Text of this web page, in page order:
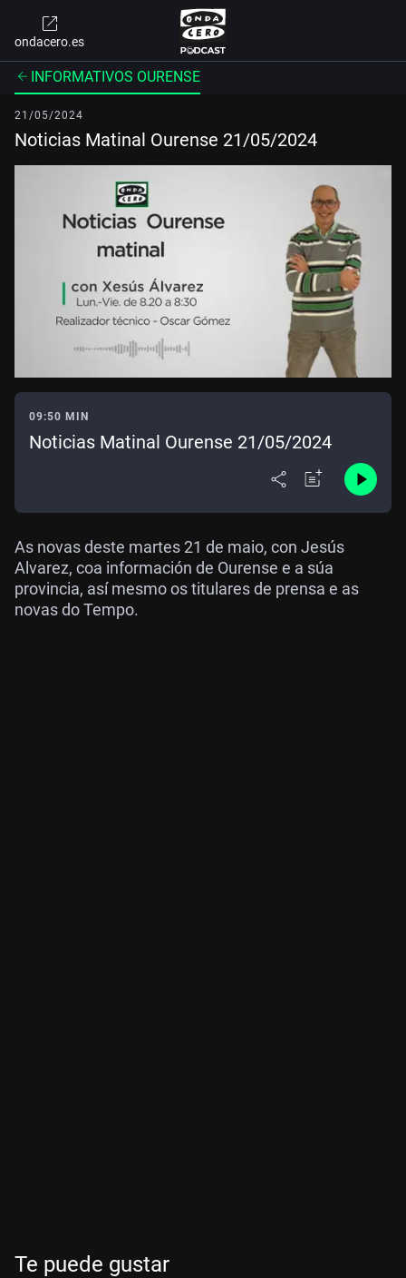
ondacero.es
INFORMATIVOS OURENSE
21/05/2024
Noticias Matinal Ourense 21/05/2024
09:50 MIN
Noticias Matinal Ourense 21/05/2024
As novas deste martes 21 de maio, con Jesús
Alvarez, coa información de Ourense e a súa
provincia, así mesmo os titulares de prensa e as
novas do Tempo.
Te puede gustar